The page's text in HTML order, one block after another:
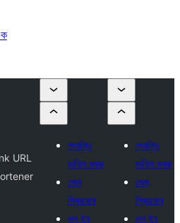
URL
প্লাগিন
দাখিল কৰক
মোৰ
প্ৰিয়বোৰ
লগ ইন
প্লাগিন
দাখিল কৰক
মোৰ
প্ৰিয়বোৰ
লগ ইন